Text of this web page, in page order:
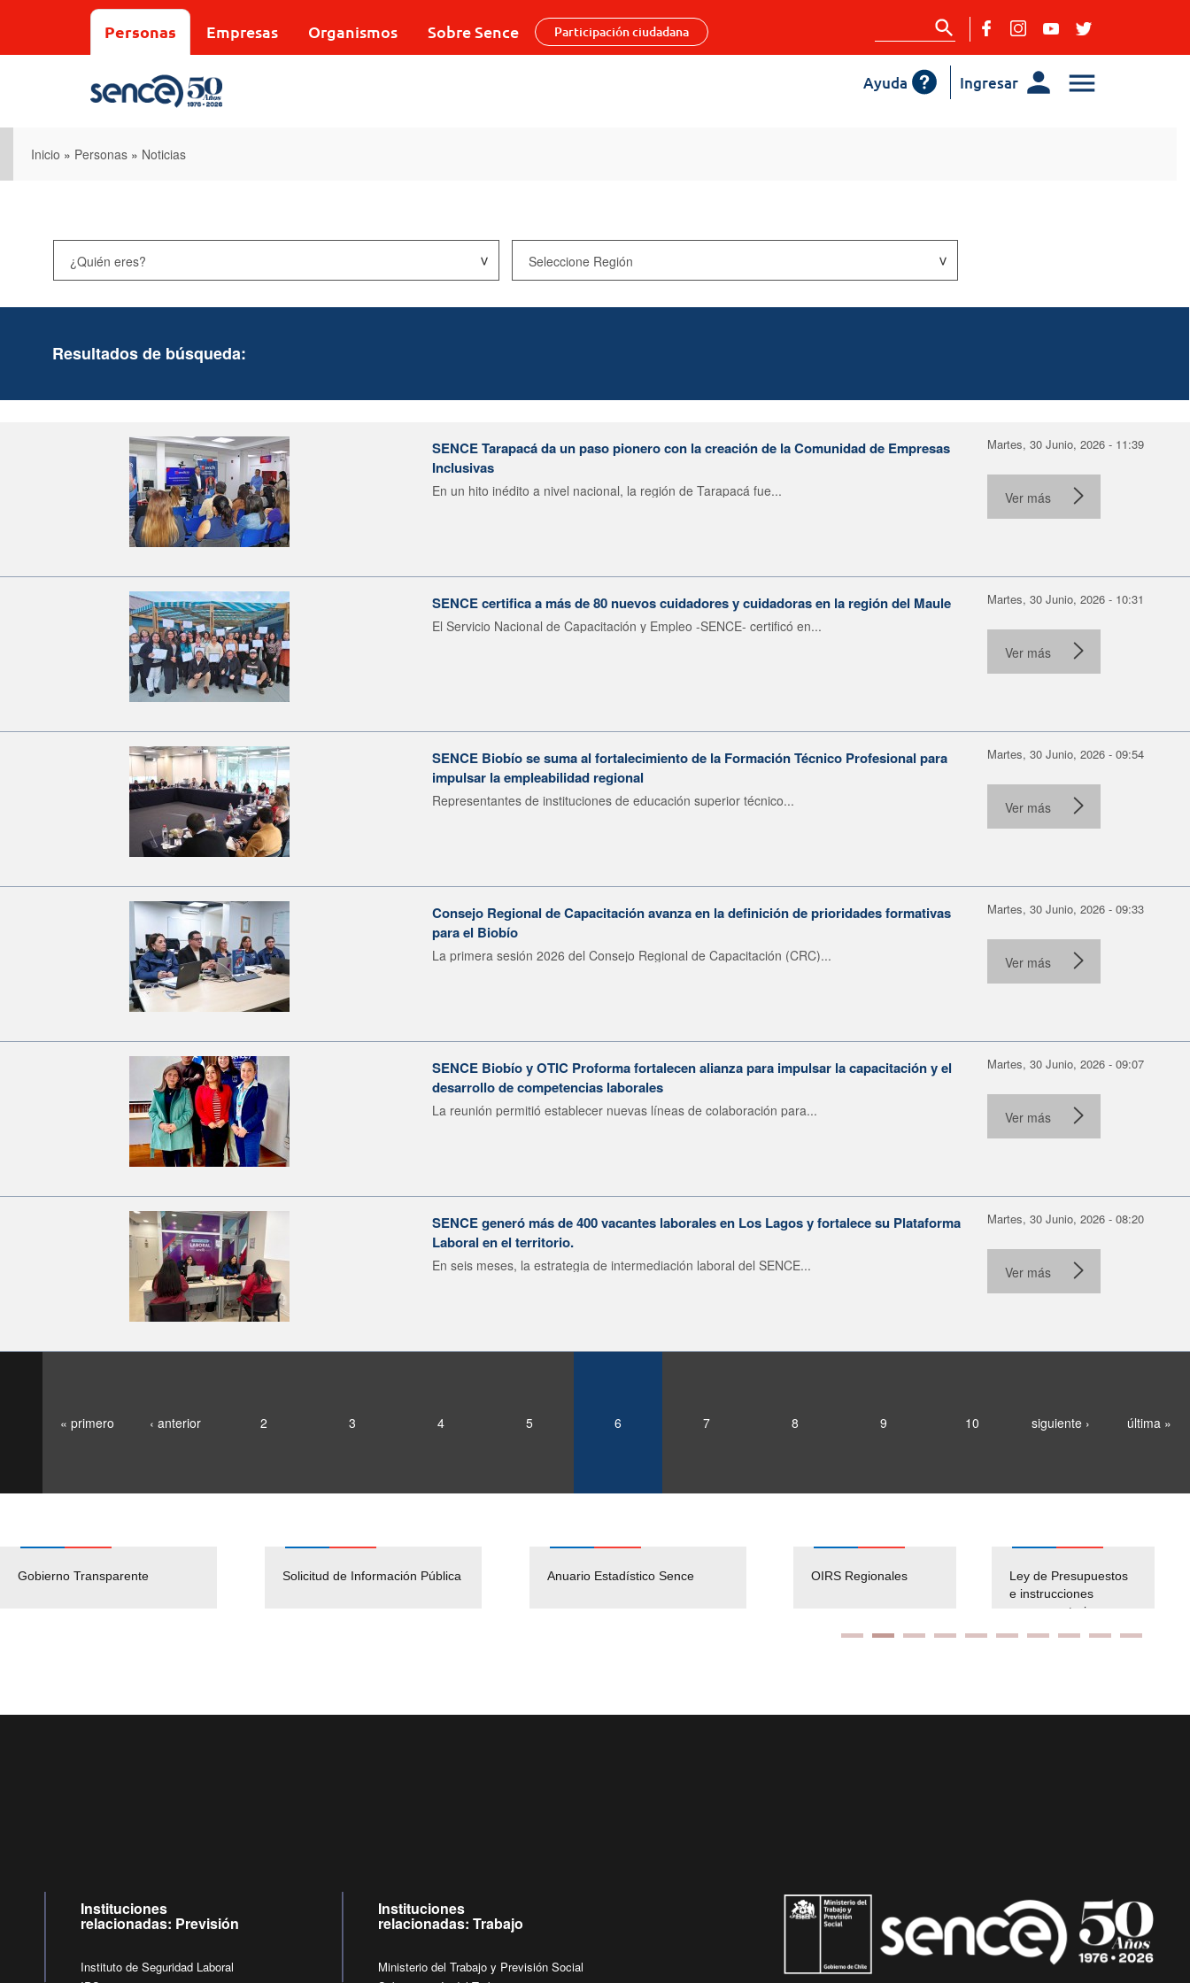
Personas Empresas Organismos Sobre Sence Participación ciudadana
Ingresar
Ayuda
Inicio » Personas » Noticias
Resultados de búsqueda:
SENCE Tarapacá da un paso pionero con la creación de la Comunidad de Empresas
Inclusivas
En un hito inédito a nivel nacional, la región de Tarapacá fue...
Martes, 30 Junio, 2026 - 11:39
Ver más
SENCE certifica a más de 80 nuevos cuidadores y cuidadoras en la región del Maule
El Servicio Nacional de Capacitación y Empleo -SENCE- certificó en...
Martes, 30 Junio, 2026 - 10:31
Ver más
SENCE Biobío se suma al fortalecimiento de la Formación Técnico Profesional para
impulsar la empleabilidad regional
Representantes de instituciones de educación superior técnico...
Martes, 30 Junio, 2026 - 09:54
Ver más
Consejo Regional de Capacitación avanza en la definición de prioridades formativas
para el Biobío
La primera sesión 2026 del Consejo Regional de Capacitación (CRC)...
Martes, 30 Junio, 2026 - 09:33
Ver más
SENCE Biobío y OTIC Proforma fortalecen alianza para impulsar la capacitación y el
desarrollo de competencias laborales
La reunión permitió establecer nuevas líneas de colaboración para...
Martes, 30 Junio, 2026 - 09:07
Ver más
SENCE generó más de 400 vacantes laborales en Los Lagos y fortalece su Plataforma
Laboral en el territorio.
En seis meses, la estrategia de intermediación laboral del SENCE...
Martes, 30 Junio, 2026 - 08:20
Ver más
« primero ‹ anterior 2 3 4 5 6 7 8 9 10 siguiente › última »
Gobierno Transparente Solicitud de Información Pública Anuario Estadístico Sence
Pago Proveedores
Empleos Públicos
Solicitud Audiencias y
OIRS Regionales
Ley de Presupuestos
e instrucciones
presuspuetarias
Instituciones
relacionadas: Previsión
Instituto de Seguridad Laboral
Instituciones
relacionadas: Trabajo
Ministerio del Trabajo y Previsión Social